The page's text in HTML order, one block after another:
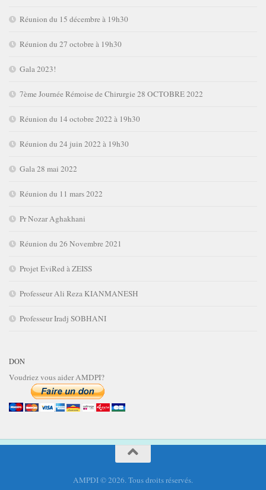
Réunion du 15 décembre à 19h30
Réunion du 27 octobre à 19h30
Gala 2023!
7ème Journée Rémoise de Chirurgie 28 OCTOBRE 2022
Réunion du 14 octobre 2022 à 19h30
Réunion du 24 juin 2022 à 19h30
Gala 28 mai 2022
Réunion du 11 mars 2022
Pr Nozar Aghakhani
Réunion du 26 Novembre 2021
Projet EviRed à ZEISS
Professeur Ali Reza KIANMANESH
Professeur Iradj SOBHANI
DON
Voudriez vous aider AMDPI?
AMPDI © 2026. Tous droits réservés.